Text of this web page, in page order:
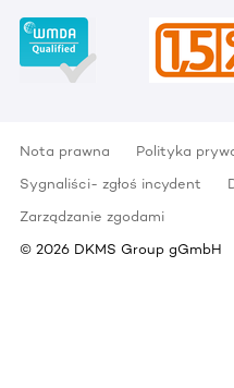
Nota prawna Polityka
Sygnaliści- zgłoś incydent
Zarządzanie zgodami
© 2026 DKMS Group gGmbH